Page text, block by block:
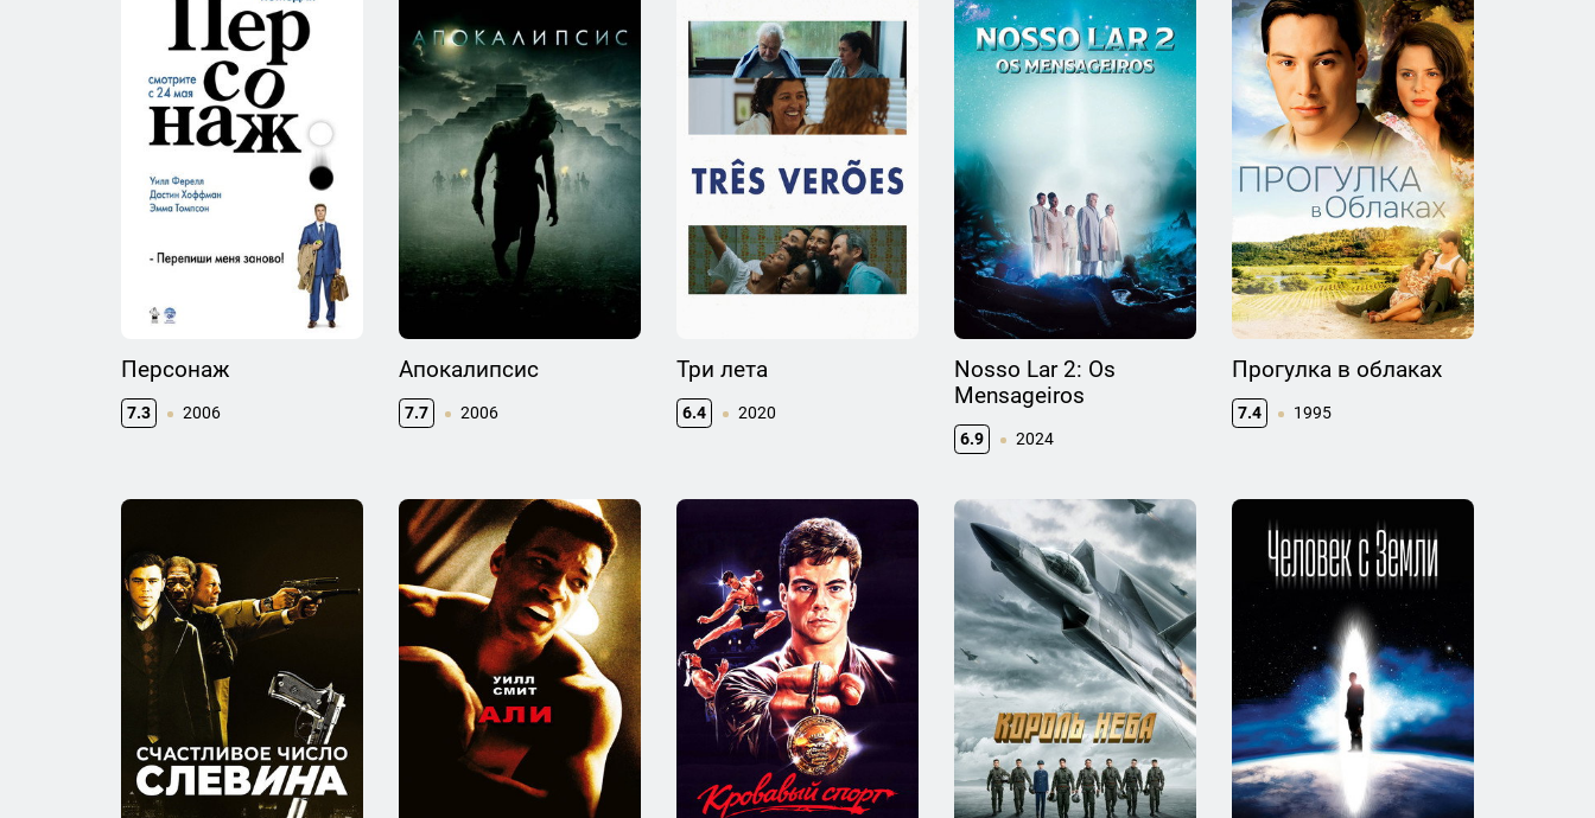
Персонаж
7.3 2006
Апокалипсис
7.7 2006
Три лета
6.4 2020
Nosso Lar 2: Os
Mensageiros
6.9 2024
Прогулка в облаках
7.4 1995